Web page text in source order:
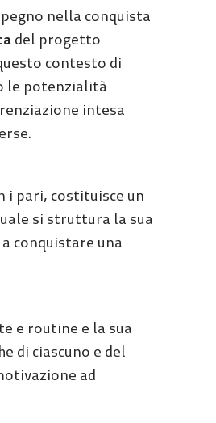
nella conquista
del progetto
contesto di
le potenzialità
intesa
i pari, costituisce un
si struttura la sua
conquistare una
e routine e la sua
di ciascuno e del
ad